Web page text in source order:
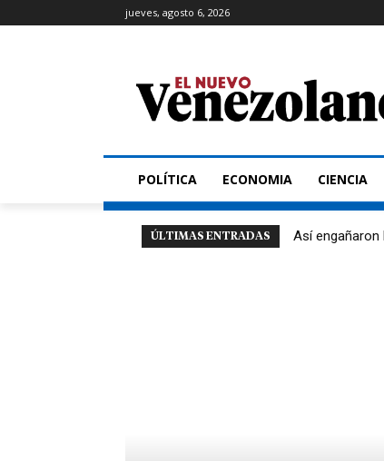
jueves, agosto 6, 2026
POLÍTICA ECONOMIA CIENCIA
ÚLTIMAS ENTRADAS Así